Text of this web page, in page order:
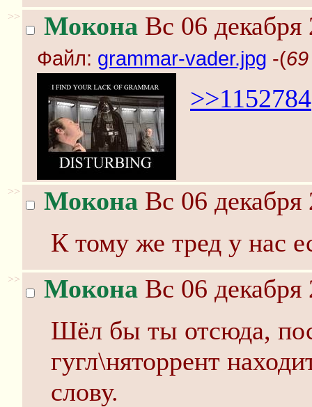
>> Мокона Вс 06
Файл: grammar-vader.jpg -(
>>1152784
>> Мокона Вс 06
К тому же тред у нас
>> Мокона Вс 06
Шёл бы ты отсюда,
гугл\няторрент
слову.